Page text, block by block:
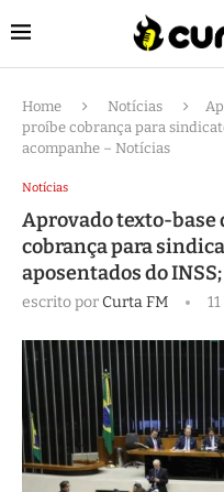
Home Notícias
proíbe cobrança para
acompanhe – Notícias
Notícias
Aprovado texto-base
cobrança para
aposentados do
escrito porCurta FM